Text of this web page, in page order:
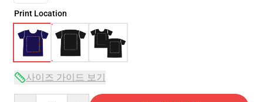
Print Location
사이즈 가이드 보기